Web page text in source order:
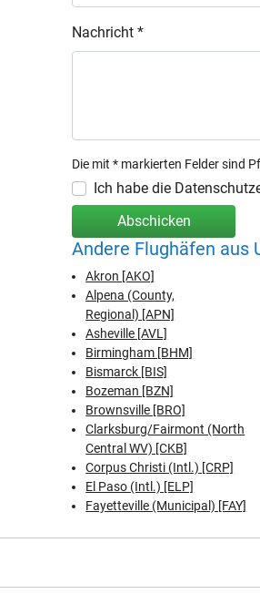
Nachricht *
Die mit * markierten Felder sind
Ich habe die
Abschicken
Andere Flughäfen aus
Akron [AKO]
Alpena (County,
Regional) [APN]
Asheville [AVL]
Birmingham [BHM]
Bismarck [BIS]
Bozeman [BZN]
Brownsville [BRO]
Clarksburg/Fairmont (North
Central WV) [CKB]
Corpus Christi (Intl.) [CRP]
El Paso (Intl.) [ELP]
Fayetteville (Municipal) [FAY]